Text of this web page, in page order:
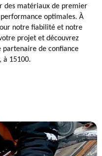
des matériaux de premier
optimales. À
notre fiabilité et notre
projet et découvrez
partenaire de confiance
à 15100.